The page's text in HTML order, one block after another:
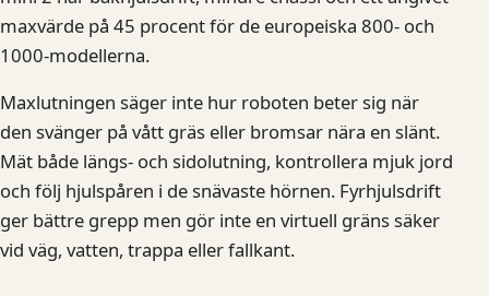
maxvärde på 45 procent för de europeiska 800- och
1000-modellerna.
Maxlutningen säger inte hur roboten beter sig när
den svänger på vått gräs eller bromsar nära en slänt.
Mät både längs- och sidolutning, kontrollera mjuk jord
och följ hjulspåren i de snävaste hörnen. Fyrhjulsdrift
ger bättre grepp men gör inte en virtuell gräns säker
vid väg, vatten, trappa eller fallkant.